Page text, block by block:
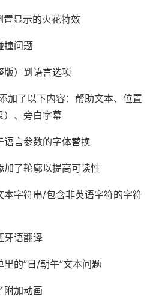
显示的火花特效
撞问题
版）到语言选项
加了以下内容：帮助文本、位置
）、旁白字幕
语言参数的字体替换
了轮廓以提高可读性
本字符串/包含非英语字符的字符
牙语翻译
的”日/朝午”文本问题
附加动画